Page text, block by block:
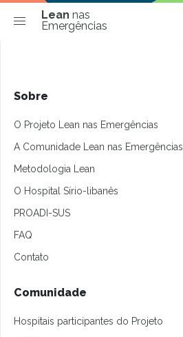
Lean nas
Emergências
Sobre
O Projeto Lean nas Emergências
A Comunidade Lean nas Emergências
Metodologia Lean
O Hospital Sírio-libanês
PROADI-SUS
FAQ
Contato
Comunidade
Hospitais participantes do Projeto